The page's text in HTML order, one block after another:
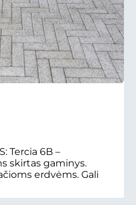
Tercia 6B –
skirtas gaminys.
erdvėms. Gali